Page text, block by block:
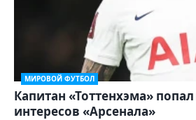
МИРОВОЙ ФУТБОЛ
Капитан «Тоттенхэма»
интересов «Арсенала»